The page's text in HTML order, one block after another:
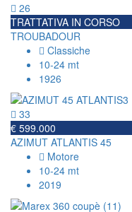
26
TRATTATIVA IN CORSO
TROUBADOUR
Classiche
10-24 mt
1926
33
€ 599.000
AZIMUT ATLANTIS 45
Motore
10-24 mt
2019